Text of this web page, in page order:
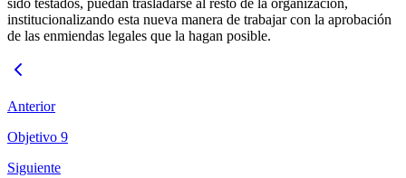
institucionalizando esta nueva manera de trabajar con la aprobación
de las enmiendas legales que la hagan posible.
Anterior
Objetivo 9
Siguiente